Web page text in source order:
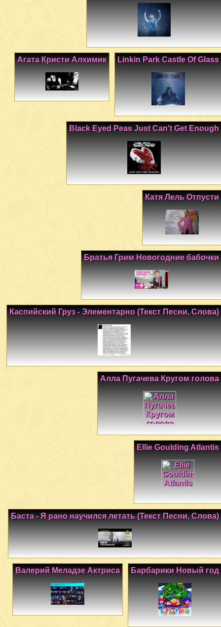
Linkin Park Castle Of Glass
Агата Кристи Алхимик
Black Eyed Peas Just Can't Get Enough
Катя Лель Отпусти
Братья Грим Новогодние бабочки
Каспийский Груз - Элементарно (Текст Песни, Слова)
Алла Пугачева Кругом голова
Ellie Goulding Atlantis
Баста - Я рано научился летать (Текст Песни, Слова)
Барбарики Новый год
Валерий Меладзе Актриса